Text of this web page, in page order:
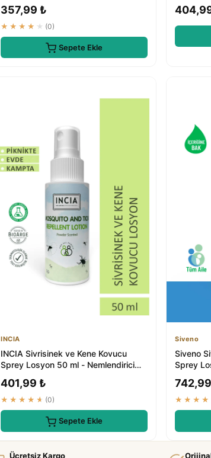
357,99 ₺
★★★★★ (0)
Sepete Ekle
INCIA
INCIA Sivrisinek ve Kene Kovucu
Sprey Losyon 50 ml - Nemlendirici
Tüm Vücut İçin
401,99 ₺
★★★★★ (0)
Sepete Ekle
Siveno
Siveno
Sprey
Vücut İçin
Ücretsiz Kargo